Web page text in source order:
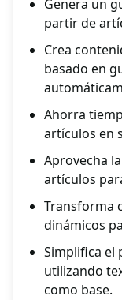
Genera un
partir de
Crea
basado en
Ahorra
artículos en
Aprovecha
artículos
Transforma
dinámicos
Simplifica el
utilizando
como base.